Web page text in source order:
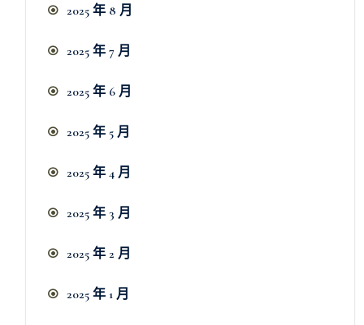
2025 年 8 月
2025 年 7 月
2025 年 6 月
2025 年 5 月
2025 年 4 月
2025 年 3 月
2025 年 2 月
2025 年 1 月